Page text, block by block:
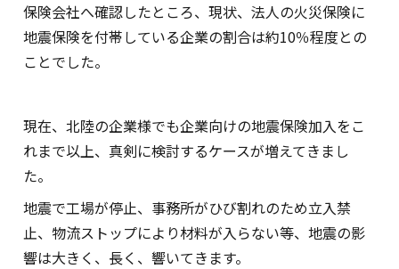
保険会社へ確認したところ、現状、法人の火災保険に
地震保険を付帯している企業の割合は約10％程度との
ことでした。
現在、北陸の企業様でも企業向けの地震保険加入をこ
れまで以上、真剣に検討するケースが増えてきまし
た。
地震で工場が停止、事務所がひび割れのため立入禁
止、物流ストップにより材料が入らない等、地震の影
響は大きく、長く、響いてきます。